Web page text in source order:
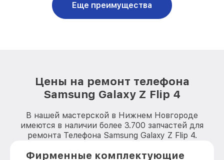
Еще преимущества
Цены на ремонт телефона
Samsung Galaxy Z Flip 4
В нашей мастерской в Нижнем Новгороде
имеются в наличии более 3.700 запчастей для
ремонта Телефона Samsung Galaxy Z Flip 4.
Фирменные комплектующие